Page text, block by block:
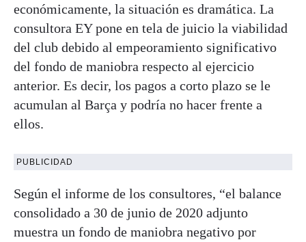
económicamente, la situación es dramática. La
consultora EY pone en tela de juicio la viabilidad
del club debido al empeoramiento significativo
del fondo de maniobra respecto al ejercicio
anterior. Es decir, los pagos a corto plazo se le
acumulan al Barça y podría no hacer frente a
ellos.
PUBLICIDAD
Según el informe de los consultores, “el balance
consolidado a 30 de junio de 2020 adjunto
muestra un fondo de maniobra negativo por